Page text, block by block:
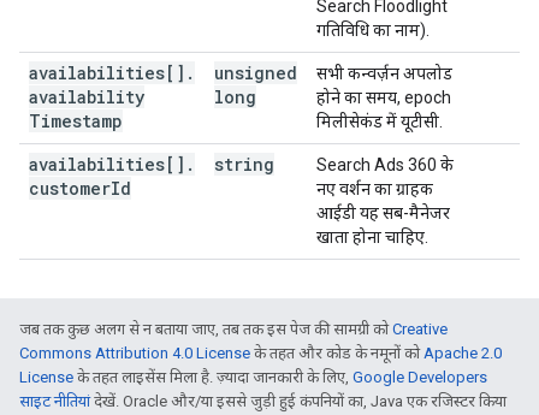
Search Floodlight
गतिविधि का नाम).
availabilities[] .
availability
Timestamp
unsigned
long
सभी कन्वर्ज़न अपलोड
होने का समय, epoch
मिलीसेकंड में यूटीसी.
availabilities[] .
customerId
string
Search Ads 360 के
नए वर्शन का ग्राहक
आईडी यह सब-मैनेजर
खाता होना चाहिए.
जब तक कुछ अलग से न बताया जाए, तब तक इस पेज की सामग्री कोCreative
Commons Attribution 4.0 License के तहत और कोड के नमूनों कोApache 2.0
License के तहत लाइसेंस मिला है. ज़्यादा जानकारी के लिए, Google Developers
साइट नीतियांदेखें. Oracle और/या इससे जुड़ी हुई कंपनियों का, Java एक रजिस्टर किया